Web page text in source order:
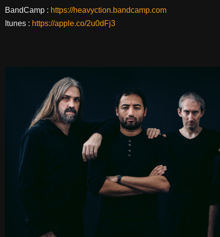
BandCamp : https://heavyction.bandcamp.com
Itunes : https://apple.co/2u0dFj3